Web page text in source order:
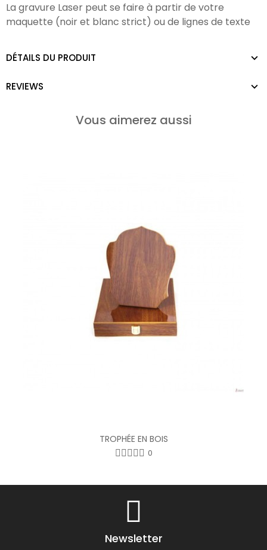
La gravure Laser peut se faire à partir de votre
maquette (noir et blanc strict) ou de lignes de texte
DÉTAILS DU PRODUIT
REVIEWS
Vous aimerez aussi
TROPHÉE EN BOIS
0
Newsletter